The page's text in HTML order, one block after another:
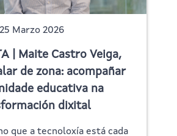
25 Marzo 2026
| Maite Castro Veiga,
de zona: acompañar
educativa na
dixital
que a tecnoloxía está cada